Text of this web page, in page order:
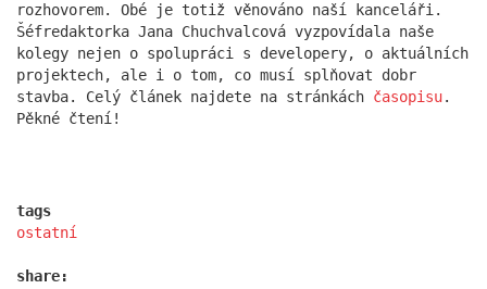
Píše o nás Forbes
Václava Havla, vyrostl tým formující podobu
českých velkoměst. DAM architekti s.r.o. dnes
století.
rozhovorem. Obé je totiž věnováno naší kanceláři.
Šéfredaktorka Jana Chuchvalcová vyzpovídala naše
kolegy nejen o spolupráci s developery, o aktuálních
projektech, ale i o tom, co musí splňovat dobr
stavba. Celý článek najdete na stránkách časopisu.
Pěkné čtení!
tags
ostatní
share: